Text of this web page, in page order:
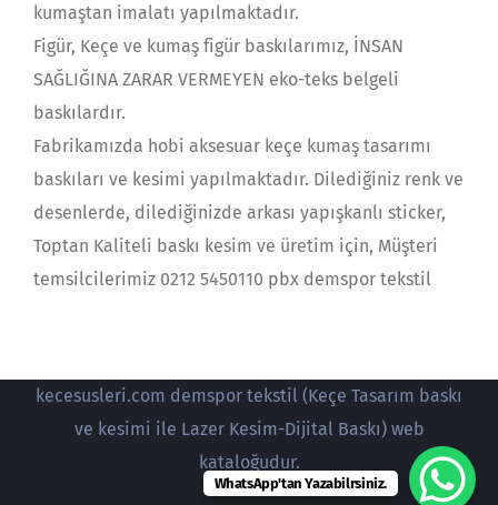
kumaştan imalatı yapılmaktadır.
Figür, Keçe ve kumaş figür baskılarımız, İNSAN
SAĞLIĞINA ZARAR VERMEYEN eko-teks belgeli
baskılardır.
Fabrikamızda hobi aksesuar keçe kumaş tasarımı
baskıları ve kesimi yapılmaktadır. Dilediğiniz renk ve
desenlerde, dilediğinizde arkası yapışkanlı sticker,
Toptan Kaliteli baskı kesim ve üretim için, Müşteri
temsilcilerimiz 0212 5450110 pbx demspor tekstil
kecesusleri.com demspor tekstil (Keçe Tasarım baskı
ve kesimi ile Lazer Kesim-Dijital Baskı) web
kataloğudur.
WhatsApp'tan Yazabilrsiniz.